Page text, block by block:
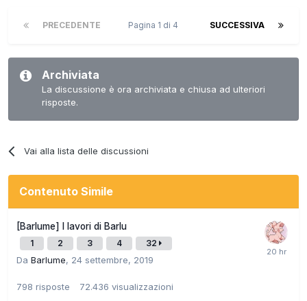
PRECEDENTE SUCCESSIVA
Pagina 1 di 4
Archiviata
La discussione è ora archiviata e chiusa ad ulteriori
risposte.
Vai alla lista delle discussioni
Contenuto Simile
[Barlume] I lavori di Barlu
1 2 3 4 32
Da Barlume, 24 settembre, 2019
798 risposte 72.436 visualizzazioni